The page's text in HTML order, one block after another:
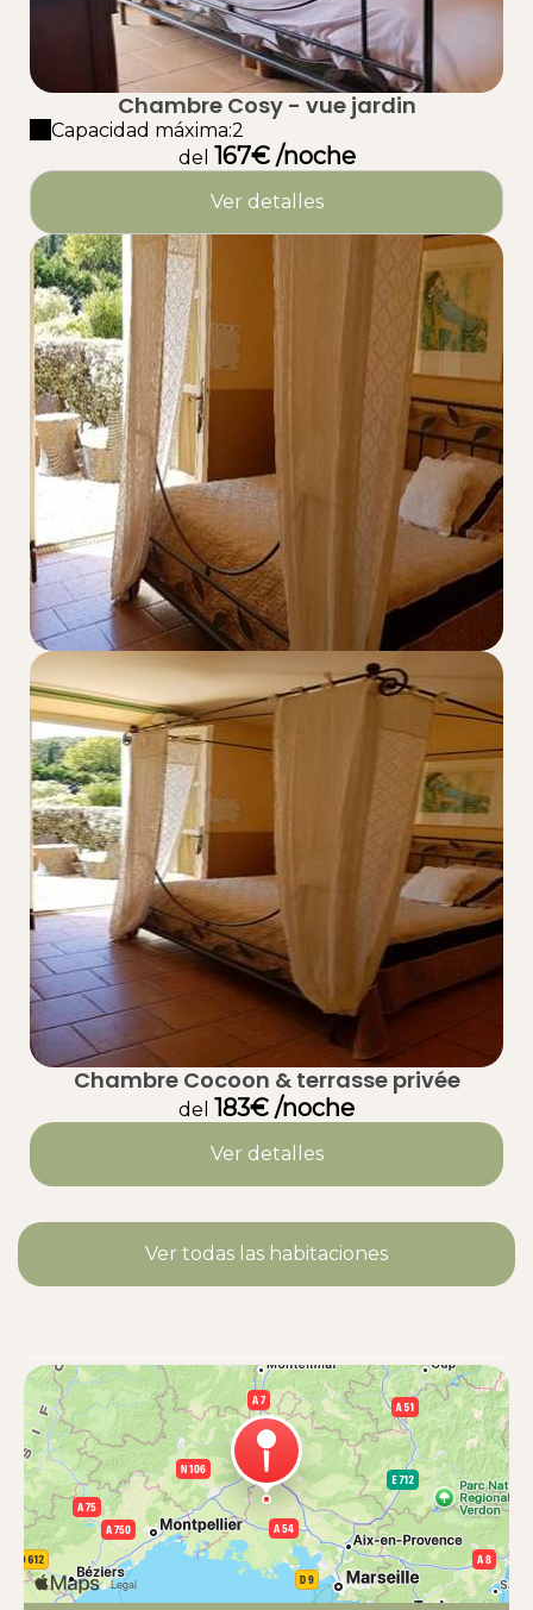
Chambre Cosy - vue jardin
Capacidad máxima:2
del 167€ /noche
Ver detalles
Chambre Cocoon & terrasse privée
del 183€ /noche
Ver detalles
Ver todas las habitaciones